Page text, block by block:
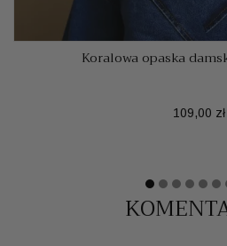
Koralowa opaska
Cena
109,00 zł